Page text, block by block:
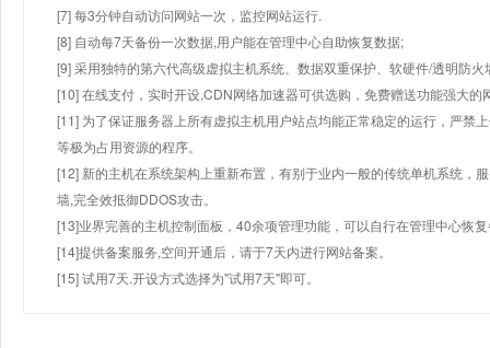
[7] 每3分钟自动访问网站一次，监控网站运行.
[8] 自动每7天备份一次数据,用户能在管理中心自助恢复数据;
[9] 采用独特的第六代高级虚拟主机系统、数据双重保护、软硬件/透明防火
[10] 在线支付，实时开设,CDN网络加速器可供选购，免费赠送功能强大
[11] 为了保证服务器上所有虚拟主机用户站点均能正常稳定的运行，严禁
等极为占用资源的程序。
[12] 新的主机在系统架构上重新布置，有别于业内一般的传统单机系统，
墙,完全效抵御DDOS攻击。
[13]业界完善的主机控制面板，40余项管理功能，可以自行在管理中心恢
[14]提供备案服务,空间开通后，请于7天内进行网站备案。
[15] 试用7天.开设方式选择为"试用7天"即可。